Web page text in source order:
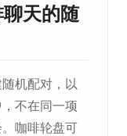
天的随
机配对，以
不在同一项
咖啡轮盘可